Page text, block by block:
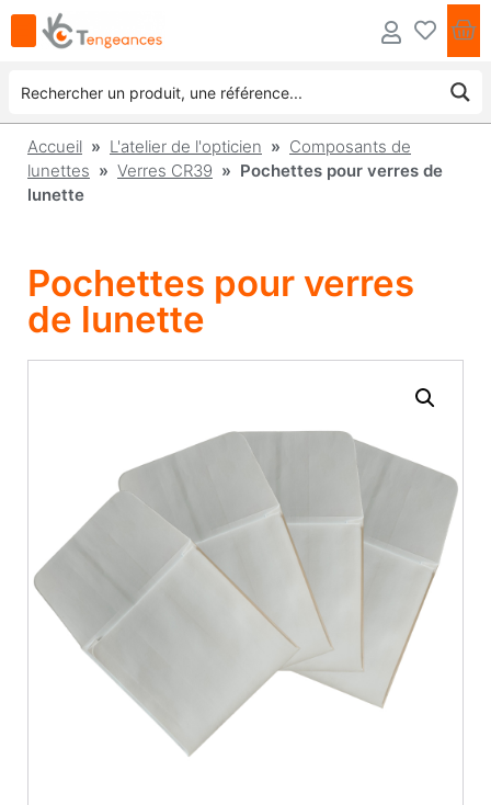
Accueil » L'atelier de l'opticien » Composants de
lunettes » Verres CR39 » Pochettes pour verres de
lunette
Pochettes pour verres
de lunette